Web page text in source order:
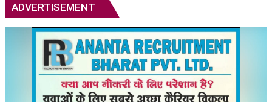
देश
का
शिक्षा
मंत्री
–
बाबा
रामदेव
ADVERTISEMENT